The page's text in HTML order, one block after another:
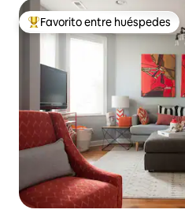
Favorito entre los huéspedes
Favorito entre huéspedes